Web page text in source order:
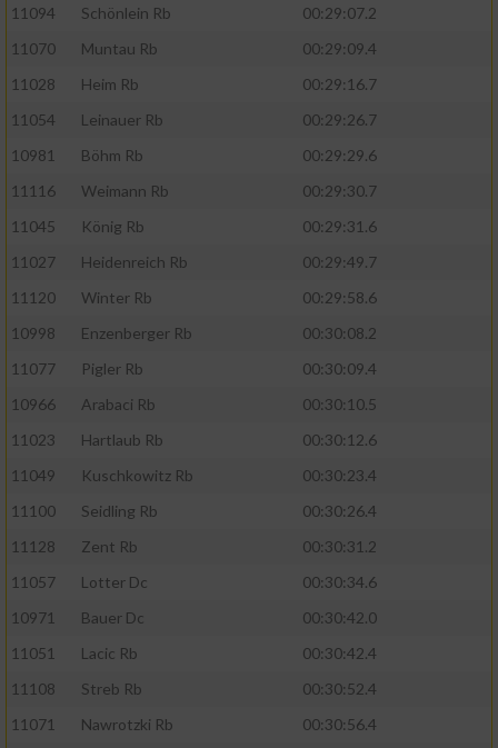
11094 Schönlein Rb
00:29:07.2
11070
Muntau Rb
00:29:09.4
11028
Heim Rb
00:29:16.7
11054
Leinauer Rb
00:29:26.7
10981
Böhm Rb
00:29:29.6
11116
Weimann Rb
00:29:30.7
11045
König Rb
00:29:31.6
11027
Heidenreich Rb
00:29:49.7
11120
Winter Rb
00:29:58.6
10998
Enzenberger Rb
00:30:08.2
11077
Pigler Rb
00:30:09.4
10966
Arabaci Rb
00:30:10.5
11023
Hartlaub Rb
00:30:12.6
11049
Kuschkowitz Rb
00:30:23.4
11100
Seidling Rb
00:30:26.4
11128
Zent Rb
00:30:31.2
11057
Lotter Dc
00:30:34.6
10971
Bauer Dc
00:30:42.0
11051
Lacic Rb
00:30:42.4
11108
Streb Rb
00:30:52.4
11071
Nawrotzki Rb
00:30:56.4